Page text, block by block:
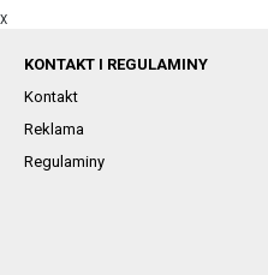
X
KONTAKT I REGULAMINY
Kontakt
Reklama
Regulaminy